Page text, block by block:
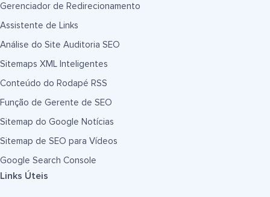
Gerenciador de Redirecionamento
Assistente de Links
Análise do Site Auditoria SEO
Sitemaps XML Inteligentes
Conteúdo do Rodapé RSS
Função de Gerente de SEO
Sitemap do Google Notícias
Sitemap de SEO para Vídeos
Google Search Console
Links Úteis